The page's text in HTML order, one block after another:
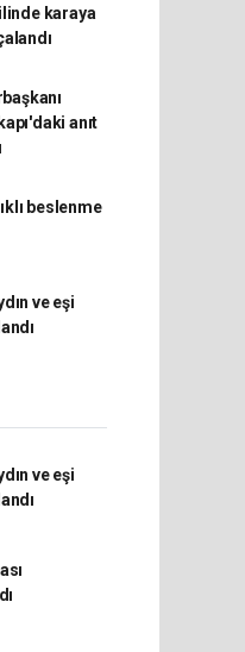
karaya
anıt
beslenme
ve eşi
ve eşi